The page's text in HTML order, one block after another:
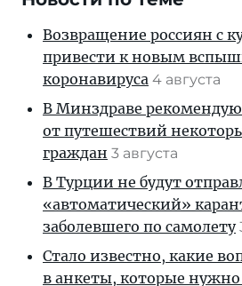
Возвращение россиян с
привести к новым
коронавируса 4 августа
В Минздраве
от путешествий
граждан 3 августа
В Турции не будут
«автоматический»
заболевшего по самолету
Стало известно, какие
в анкеты, которые нужно